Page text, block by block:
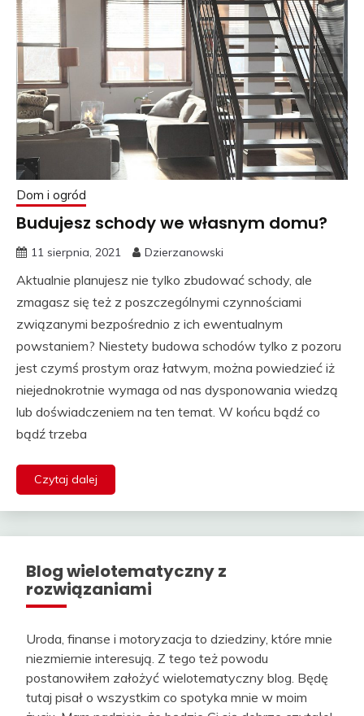
Dom i ogród
Budujesz schody we własnym domu?
11 sierpnia, 2021 Dzierzanowski
Aktualnie planujesz nie tylko zbudować schody, ale
zmagasz się też z poszczególnymi czynnościami
związanymi bezpośrednio z ich ewentualnym
powstaniem? Niestety budowa schodów tylko z pozoru
jest czymś prostym oraz łatwym, można powiedzieć iż
niejednokrotnie wymaga od nas dysponowania wiedzą
lub doświadczeniem na ten temat. W końcu bądź co
bądź trzeba
Czytaj dalej
Blog wielotematyczny z
rozwiązaniami
Uroda, finanse i motoryzacja to dziedziny, które mnie
niezmiernie interesują. Z tego też powodu
postanowiłem założyć wielotematyczny blog. Będę
tutaj pisał o wszystkim co spotyka mnie w moim